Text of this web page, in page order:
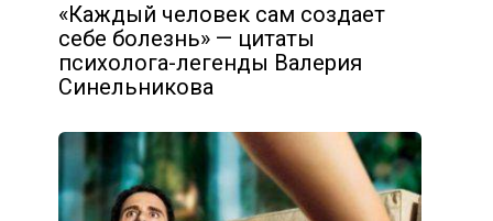
«Каждый человек сам создает
себе болезнь» — цитаты
психолога-легенды Валерия
Синельникова